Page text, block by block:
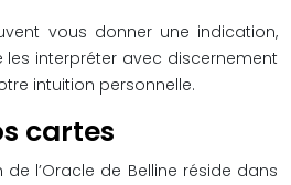
vous donner une indication,
interpréter avec discernement
intuition personnelle.
cartes
de l’Oracle de Belline réside dans